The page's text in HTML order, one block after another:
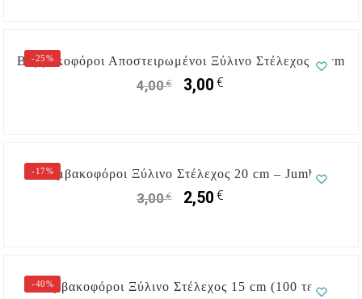
-25%
Βαμβακοφόροι Αποστειρωμένοι Ξύλινο Στέλεχος 15cm
4,00€ 3,00€
-17%
Βαμβακοφόροι Ξύλινο Στέλεχος 20 cm – Jumbo
3,00€ 2,50€
-40%
Βαμβακοφόροι Ξύλινο Στέλεχος 15 cm (100 τεμ)